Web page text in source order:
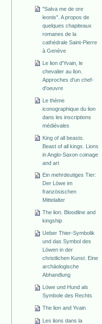
"Salva me de ore
leonis". A propos de
quelques chapiteaux
romanes de la
cathédrale Saint-Pierre
à Genève
Le lion d'Yvain, le
chevalier au lion.
Approches d'un chef-
d'oeuvre
Le thème
iconographique du lion
dans les inscriptions
médiévales
King of all beasts.
Beast of all kings. Lions
in Anglo-Saxon coinage
and art
Ein mehrdeutiges Tier:
Der Löwe im
französischen
Mittelalter
The lion. Bloodline and
kingship
Ueber Thier-Symbolik
und das Symbol des
Löwen in der
christlichen Kunst. Eine
archäologische
Abhandlung
Löwe und Hund als
Symbole des Rechts
The lion and Yvain
Les lions dans la